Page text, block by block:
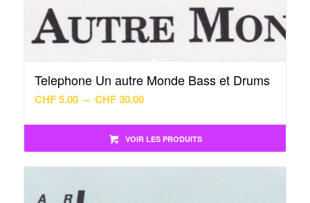
Telephone Un autre Monde Bass et Drums
CHF5.00 – CHF30.00Plage
prix :
CHF 5.00
VOIR LES PRODUITS